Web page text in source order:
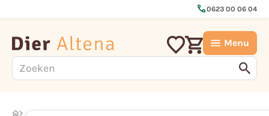
call0623 00 06 04
Menu